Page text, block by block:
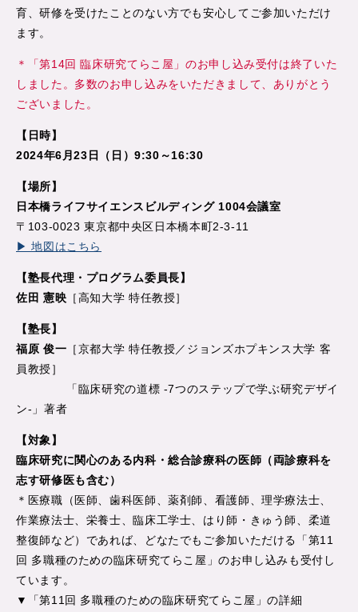
育、研修を受けたことのない方でも安心してご参加いただけ
ます。
＊「第14回 臨床研究てらこ屋」のお申し込み受付は終了いた
しました。多数のお申し込みをいただきまして、ありがとう
ございました。
【日時】
2024年6月23日（日）9:30～16:30
【場所】
日本橋ライフサイエンスビルディング 1004会議室
〒103-0023 東京都中央区日本橋本町2-3-11
▶ 地図はこちら
【塾長代理・プログラム委員長】
佐田 憲映 ［高知大学 特任教授］
【塾長】
福原 俊一 ［京都大学 特任教授／ジョンズホプキンス大学 客
員教授］
「臨床研究の道標 -7つのステップで学ぶ研究デザイ
ン-」著者
【対象】
臨床研究に関心のある内科・総合診療科の医師（両診療科を
志す研修医も含む）
＊医療職（医師、歯科医師、薬剤師、看護師、理学療法士、
作業療法士、栄養士、臨床工学士、はり師・きゅう師、柔道
整復師など）であれば、どなたでもご参加いただける「第11
回 多職種のための臨床研究てらこ屋」のお申し込みも受付し
ています。
▼「第11回 多職種のための臨床研究てらこ屋」の詳細